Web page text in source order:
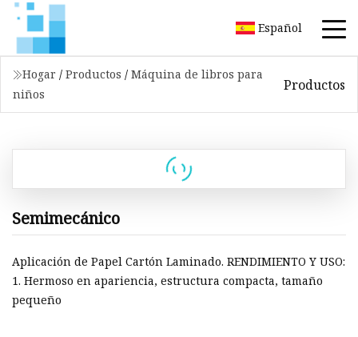
Español
Hogar / Productos / Máquina de libros para
niños
Productos
Semimecánico
Aplicación de Papel Cartón Laminado. RENDIMIENTO Y USO:
1. Hermoso en apariencia, estructura compacta, tamaño
pequeño